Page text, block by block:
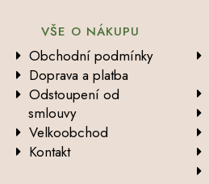
VŠE O NÁKUPU
Obchodní podmínky
Doprava a platba
Odstoupení od
smlouvy
Velkoobchod
Kontakt